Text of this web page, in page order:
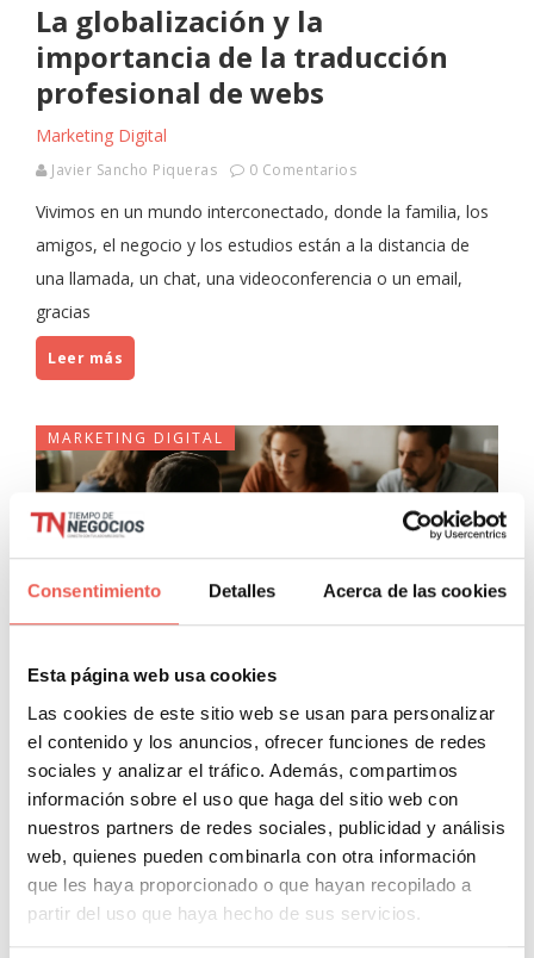
Consentimiento Detalles Acerca de las cookies
Esta página web usa cookies
Las cookies de este sitio web se usan para personalizar
el contenido y los anuncios, ofrecer funciones de redes
sociales y analizar el tráfico. Además, compartimos
información sobre el uso que haga del sitio web con
nuestros partners de redes sociales, publicidad y análisis
web, quienes pueden combinarla con otra información
que les haya proporcionado o que hayan recopilado a
partir del uso que haya hecho de sus servicios.
La globalización y la
importancia de la traducción
profesional de webs
Marketing Digital
Javier Sancho Piqueras 0 Comentarios
Vivimos en un mundo interconectado, donde la familia, los
amigos, el negocio y los estudios están a la distancia de
una llamada, un chat, una videoconferencia o un email,
gracias
Leer más
MARKETING DIGITAL
Mejores canales de Telegram
sobre novedades de Marketing
Digital y Marketplaces
Javier Sancho Piqueras 0 Comentarios
El marketing digital y del ecommerce son sectores que
crecen a pasos agigantados y se han convertido en